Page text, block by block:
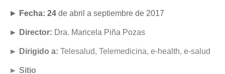
► Fecha: 24 de abril a septiembre de 2017
► Director: Dra. Maricela Piña Pozas
► Dirigido a: Telesalud, Telemedicina, e-health, e-salud
► Sitio